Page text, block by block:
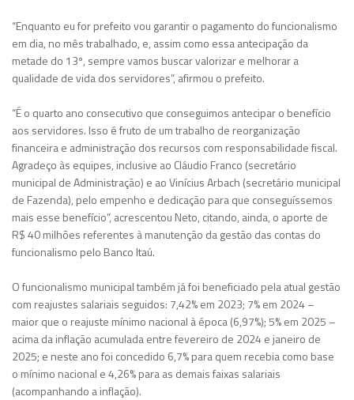
“Enquanto eu for prefeito vou garantir o pagamento do funcionalismo
em dia, no mês trabalhado, e, assim como essa antecipação da
metade do 13º, sempre vamos buscar valorizar e melhorar a
qualidade de vida dos servidores”, afirmou o prefeito.
“É o quarto ano consecutivo que conseguimos antecipar o benefício
aos servidores. Isso é fruto de um trabalho de reorganização
financeira e administração dos recursos com responsabilidade fiscal.
Agradeço às equipes, inclusive ao Cláudio Franco (secretário
municipal de Administração) e ao Vinícius Arbach (secretário municipal
de Fazenda), pelo empenho e dedicação para que conseguíssemos
mais esse benefício”, acrescentou Neto, citando, ainda, o aporte de
R$ 40 milhões referentes à manutenção da gestão das contas do
funcionalismo pelo Banco Itaú.
O funcionalismo municipal também já foi beneficiado pela atual gestão
com reajustes salariais seguidos: 7,42% em 2023; 7% em 2024 –
maior que o reajuste mínimo nacional à época (6,97%); 5% em 2025 –
acima da inflação acumulada entre fevereiro de 2024 e janeiro de
2025; e neste ano foi concedido 6,7% para quem recebia como base
o mínimo nacional e 4,26% para as demais faixas salariais
(acompanhando a inflação).